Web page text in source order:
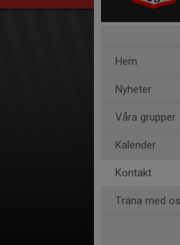
Hem
Nyheter
Våra grupper
Kalender
Kontakt
Träna med